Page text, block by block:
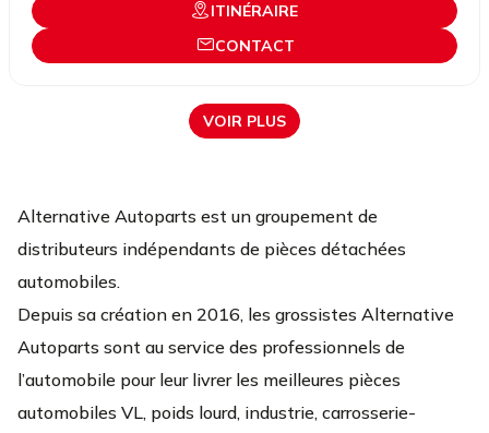
ITINÉRAIRE
CONTACT
VOIR PLUS
Alternative Autoparts est un groupement de
distributeurs indépendants de pièces détachées
automobiles.
Depuis sa création en 2016, les grossistes Alternative
Autoparts sont au service des professionnels de
l’automobile pour leur livrer les meilleures pièces
automobiles VL, poids lourd, industrie, carrosserie-